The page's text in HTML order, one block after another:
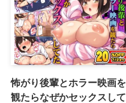
怖がり後輩とホラー映画を
観たらなぜかセックスして